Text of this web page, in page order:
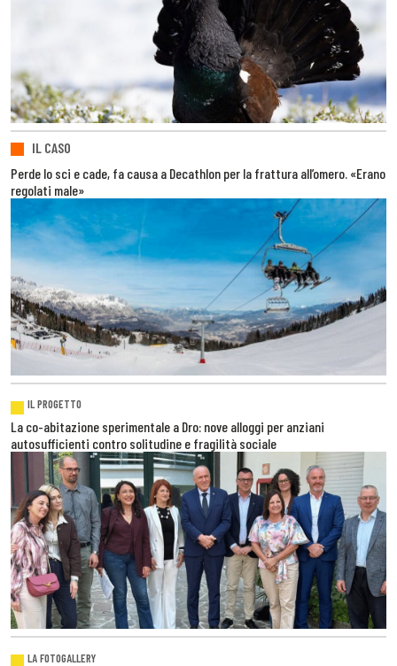
IL CASO
Perde lo sci e cade, fa causa a Decathlon per la frattura all’omero. «Erano
regolati male»
IL PROGETTO
La co-abitazione sperimentale a Dro: nove alloggi per anziani
autosufficienti contro solitudine e fragilità sociale
LA FOTOGALLERY